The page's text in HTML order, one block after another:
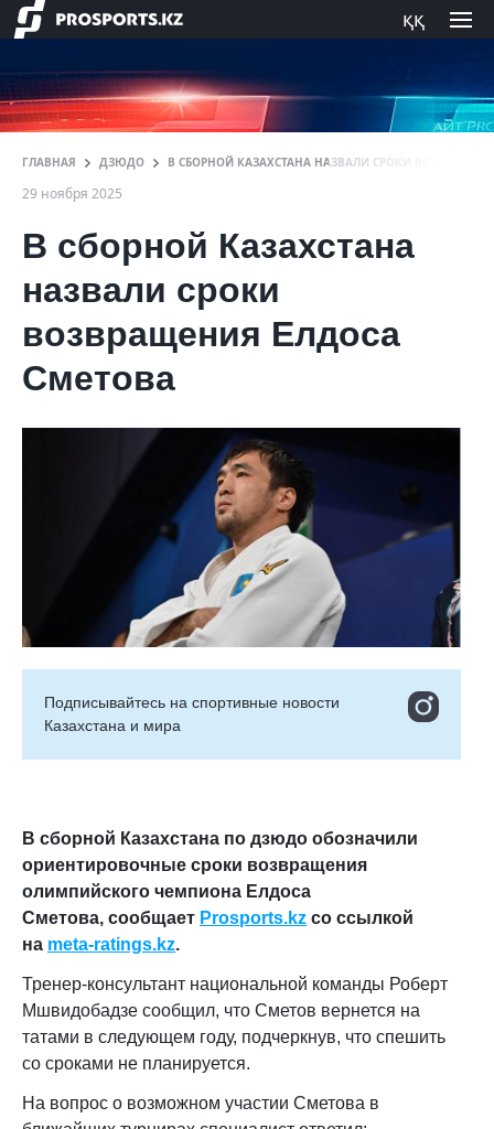
ққ
ГЛАВНАЯ ДЗЮДО В СБОРНОЙ КАЗАХСТАНА НАЗВАЛИ СРОКИ
29 ноября 2025
В сборной Казахстана
назвали сроки
возвращения Елдоса
Сметова
Подписывайтесь на cпортивные новости
Казахстана и мира
В сборной Казахстана по дзюдо обозначили
ориентировочные сроки возвращения
олимпийского чемпиона Елдоса
Сметова, сообщает Prosports.kz со ссылкой
на meta-ratings.kz.
Тренер-консультант национальной команды Роберт
Мшвидобадзе сообщил, что Сметов вернется на
татами в следующем году, подчеркнув, что спешить
со сроками не планируется.
На вопрос о возможном участии Сметова в